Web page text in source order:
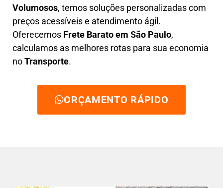
Volumosos, temos soluções personalizadas com
preços acessíveis e atendimento ágil.
Oferecemos Frete Baratoem São Paulo,
calculamos as melhores rotas para sua economia
noTransporte.
ORÇAMENTO RÁPIDO